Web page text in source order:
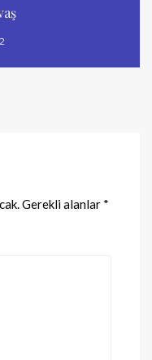
Gerekli alanlar *